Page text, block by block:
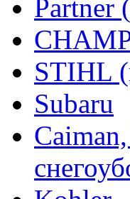
Partner
STIHL
Subaru